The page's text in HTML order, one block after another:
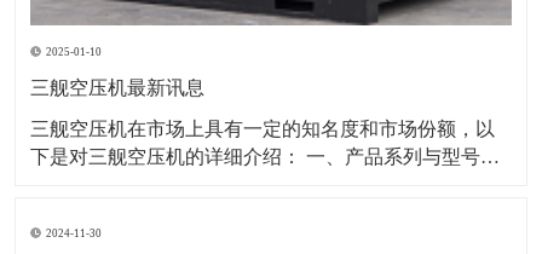
2025-01-10
三舰空压机最新讯息
​三舰空压机在市场上具有一定的知名度和市场份额，以
下是对三舰空压机的详细介绍： 一、产品系列与型号三
系列：该系列空压机采用一级压缩永磁变频技术，具有
2024-11-30